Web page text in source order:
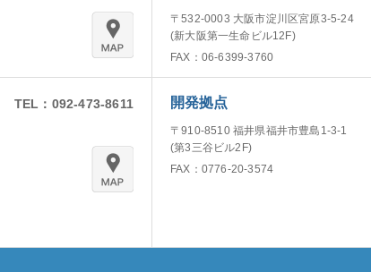
〒532-0003 大阪市淀川区宮原3-5-24
(新大阪第一生命ビル12F)
FAX：06-6399-3760
TEL：092-473-8611 開発拠点
〒910-8510 福井県福井市豊島1-3-1
(第3三谷ビル2F)
FAX：0776-20-3574